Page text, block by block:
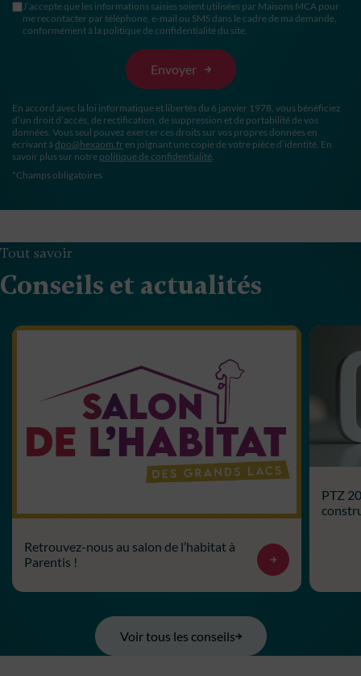
J’accepte que les informations saisies soient utilisées par Maisons MCA pour
me recontacter par téléphone, e-mail ou SMS dans le cadre de ma demande,
conformément à la politique de confidentialité du site.
En accord avec la loi informatique et libertés du 6 janvier 1978, vous bénéficiez
d’un droit d’accès, de rectification, de suppression et de portabilité de vos
données. Vous seul pouvez exercer ces droits sur vos propres données en
écrivant à dpo@hexaom.fr en joignant une copie de votre pièce d’identité. En
savoir plus sur notre politique de confidentialité.
*Champs obligatoires
Tout savoir
Conseils et actualités
Retrouvez-nous au salon de l’habitat à
Parentis !
PTZ
Voir tous les conseils